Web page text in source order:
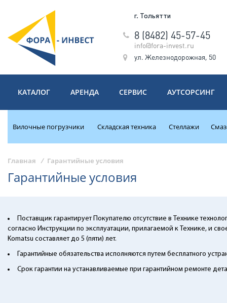
г. Тольятти
8 (8482) 45-57-45
info@fora-invest.ru
ул. Железнодорожная, 50
КАТАЛОГ АРЕНДА СЕРВИС АУТСОРСИНГ
Вилочные погрузчики Складская техника Стеллажи
Главная / Гарантийные условия
Гарантийные условия
Поставщик гарантирует Покупателю отсутствие в Технике
согласно Инструкции по эксплуатации, прилагаемой к Технике, и
Komatsu составляет до 5 (пяти) лет.
Гарантийные обязательства исполняются путем бесплатного
Срок гарантии на устанавливаемые при гарантийном ремонте